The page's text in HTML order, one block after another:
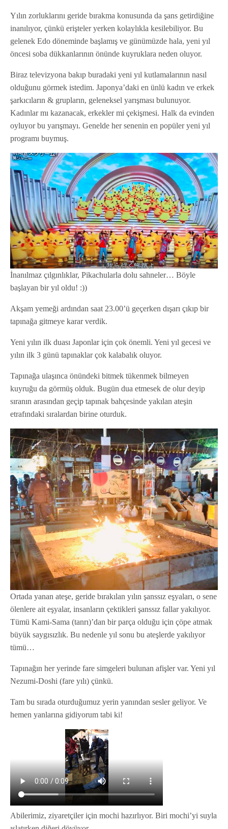
Yılın zorluklarını geride bırakma konusunda da şans getirdiğine
inanılıyor, çünkü erişteler yerken kolaylıkla kesilebiliyor. Bu
gelenek Edo döneminde başlamış ve günümüzde hala, yeni yıl
öncesi soba dükkanlarının önünde kuyruklara neden oluyor.
Biraz televizyona bakıp buradaki yeni yıl kutlamalarının nasıl
olduğunu görmek istedim. Japonya’daki en ünlü kadın ve erkek
şarkıcıların & grupların, geleneksel yarışması bulunuyor.
Kadınlar mı kazanacak, erkekler mi çekişmesi. Halk da evinden
oyluyor bu yarışmayı. Genelde her senenin en popüler yeni yıl
programı buymuş.
İnanılmaz çılgınlıklar, Pikachularla dolu sahneler… Böyle
başlayan bir yıl oldu! :))
Akşam yemeği ardından saat 23.00’ü geçerken dışarı çıkıp bir
tapınağa gitmeye karar verdik.
Yeni yılın ilk duası Japonlar için çok önemli. Yeni yıl gecesi ve
yılın ilk 3 günü tapınaklar çok kalabalık oluyor.
Tapınağa ulaşınca önündeki bitmek tükenmek bilmeyen
kuyruğu da görmüş olduk. Bugün dua etmesek de olur deyip
sıranın arasından geçip tapınak bahçesinde yakılan ateşin
etrafındaki sıralardan birine oturduk.
Ortada yanan ateşe, geride bırakılan yılın şanssız eşyaları, o sene
ölenlere ait eşyalar, insanların çektikleri şanssız fallar yakılıyor.
Tümü Kami-Sama (tanrı)’dan bir parça olduğu için çöpe atmak
büyük saygısızlık. Bu nedenle yıl sonu bu ateşlerde yakılıyor
tümü…
Tapınağın her yerinde fare simgeleri bulunan afişler var. Yeni yıl
Nezumi-Doshi (fare yılı) çünkü.
Tam bu sırada oturduğumuz yerin yanından sesler geliyor. Ve
hemen yanlarına gidiyorum tabi ki!
Abilerimiz, ziyaretçiler için mochi hazırlıyor. Biri mochi’yi suyla